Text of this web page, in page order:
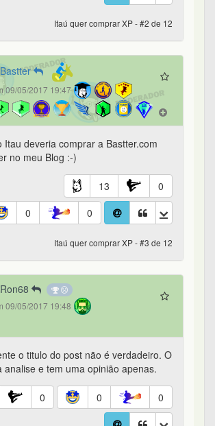
Itaú quer comprar XP - #2 de 12
Bastter
09/05/2017 19:47
Itau deveria comprar a Bastter.com
no meu Blog :-)
13
0
0
0
Itaú quer comprar XP - #3 de 12
Ron68
09/05/2017 19:48
o titulo do post não é verdadeiro. O
analise e tem uma opinião apenas.
0 0 0